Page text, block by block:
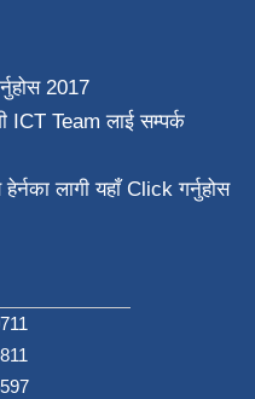
2017
ICT Teamलाई सम्पर्क
लागी यहाँ Click गर्नुहोस